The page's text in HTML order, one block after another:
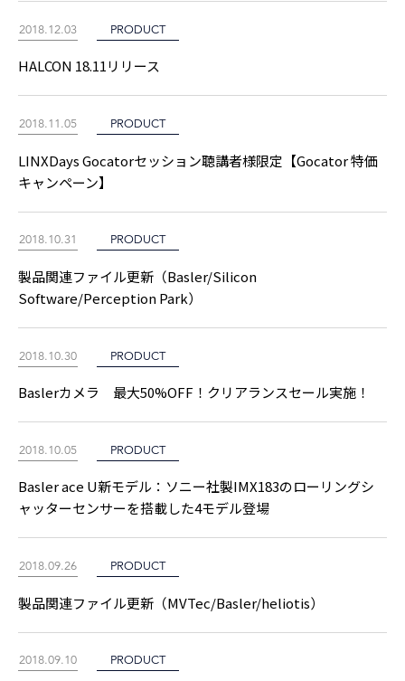
2018.12.03 PRODUCT
HALCON 18.11リリース
2018.11.05 PRODUCT
LINXDays Gocatorセッション聴講者様限定【Gocator 特価
キャンペーン】
2018.10.31 PRODUCT
製品関連ファイル更新（Basler/Silicon
Software/Perception Park）
2018.10.30 PRODUCT
Baslerカメラ 最大50%OFF！クリアランスセール実施！
2018.10.05 PRODUCT
Basler ace U新モデル：ソニー社製IMX183のローリングシ
ャッターセンサーを搭載した4モデル登場
2018.09.26 PRODUCT
製品関連ファイル更新（MVTec/Basler/heliotis）
2018.09.10 PRODUCT